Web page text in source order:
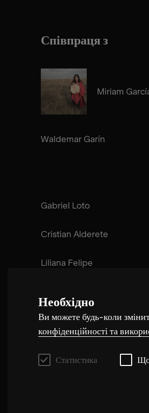
Необхідно
Ви можете будь-коли
конфіденційності та
Статистика Що
Співпраця з
Miriam
Waldemar Garín
Gabriel Loto
Cristian Alderete
Liliana Felipe
Rubén Pérez Bugallo